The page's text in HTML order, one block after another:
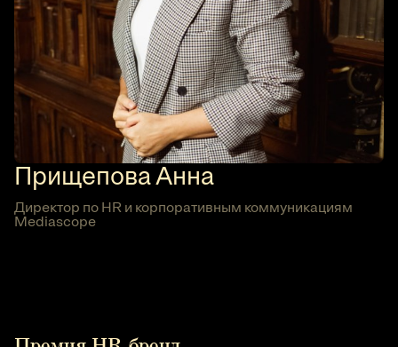
Прищепова Анна
Директор по HR и корпоративным коммуникациям
Mediascope